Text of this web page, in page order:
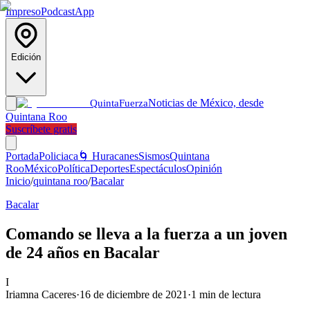
ImpresoPodcastApp
Edición
QuintaFuerzaNoticias de México, desde
Quintana Roo
Suscríbete gratis
PortadaPoliciaca 🌀 HuracanesSismosQuintana
RooMéxicoPolíticaDeportesEspectáculosOpinión
Inicio/quintana roo/Bacalar
Bacalar
Comando se lleva a la fuerza a un joven
de 24 años en Bacalar
I
Iriamna Caceres·16 de diciembre de 2021 ·1 min de lectura